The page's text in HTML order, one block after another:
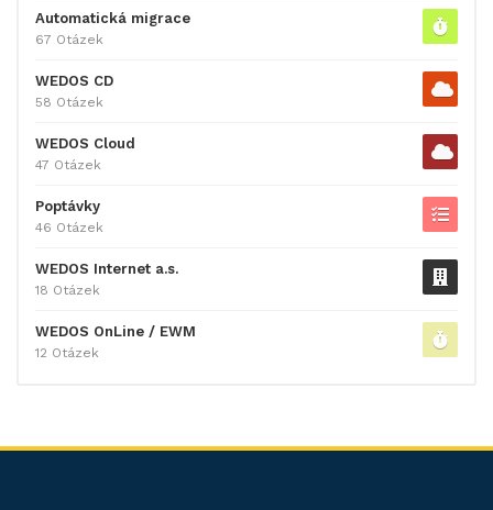
Automatická migrace
67 Otázek
WEDOS CD
58 Otázek
WEDOS Cloud
47 Otázek
Poptávky
46 Otázek
WEDOS Internet a.s.
18 Otázek
WEDOS OnLine / EWM
12 Otázek